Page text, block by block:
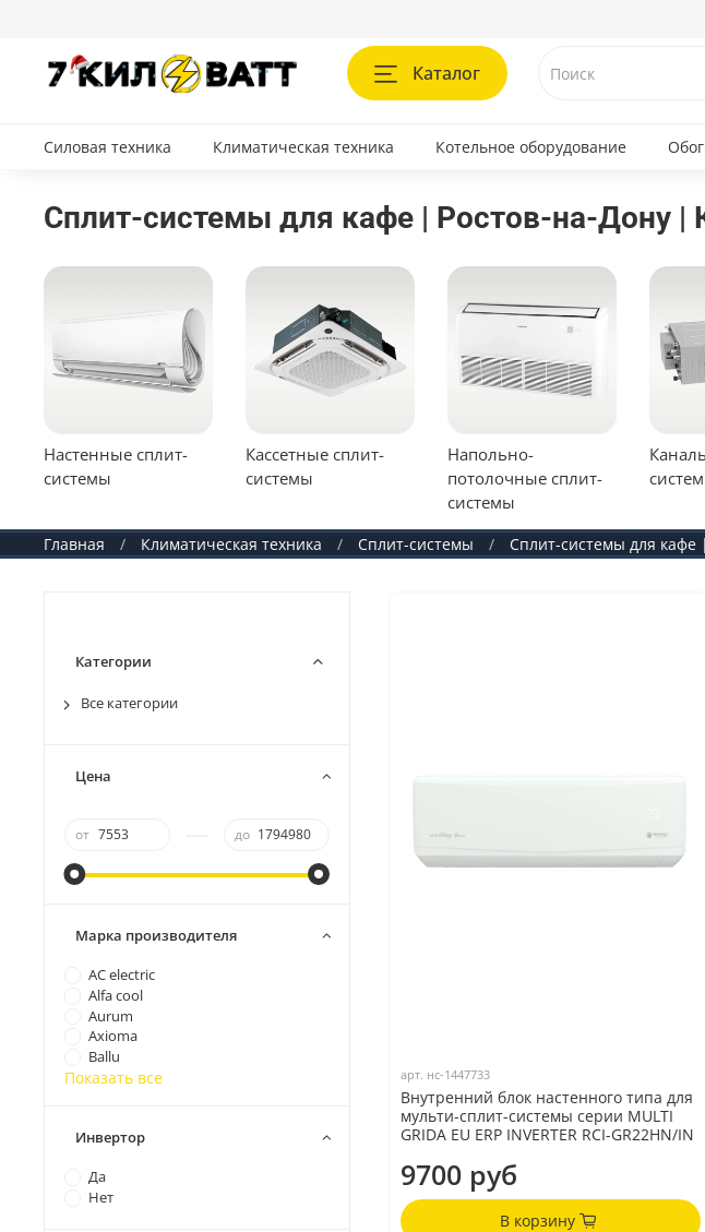
Каталог
Силовая техника Климатическая техника Котельное оборудование
Сплит-системы для кафе | Ростов-на-Дону |
Настенные сплит-
системы
Кассетные сплит-
системы
Напольно-
потолочные сплит-
системы
Главная Климатическая техника Сплит-системы Сплит-системы для
арт. нс-1447733
Внутренний блок настенного типа для
мульти-сплит-системы серии MULTI
GRIDA EU ERP INVERTER RCI-GR22HN/IN
9700 руб
В корзину
Категории
Все категории
Цена
от до
Марка производителя
AC electric
Alfa cool
Aurum
Axioma
Ballu
Показать все
Инвертор
Да
Нет